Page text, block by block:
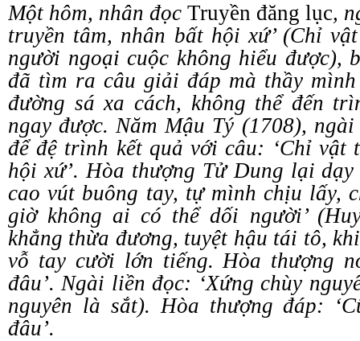
Một hôm, nhân đọc Truyền đăng lục,
truyền tâm, nhân bất hội xứ’(Chỉ vật
người ngoại cuộc không hiểu được),
đã tìm ra câu giải đáp mà thầy
đường sá xa cách, không thể đến
ngay được. Năm Mậu Tý (1708), ngài
để đệ trình kết quả với câu: ‘Chỉ vật
hội xứ’. Hòa thượng Tử Dung lại
cao vút buông tay, tự mình chịu lấy,
giờ không ai có thể dối người’
khẳng thừa đương, tuyệt hậu tái tô,
vỗ tay cười lớn tiếng. Hòa thượng
đâu’. Ngài liền đọc: ‘Xứng chùy
nguyên là sắt). Hòa thượng đáp:
‘
đâu’.